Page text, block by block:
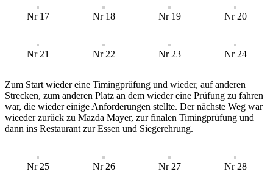
Nr 17 Nr 18 Nr 19 Nr 20
Nr 21 Nr 22 Nr 23 Nr 24
Zum Start wieder eine Timingprüfung und wieder, auf anderen
Strecken, zum anderen Platz an dem wieder eine Prüfung zu fahren
war, die wieder einige Anforderungen stellte. Der nächste Weg war
wieeder zurück zu Mazda Mayer, zur finalen Timingprüfung und
dann ins Restaurant zur Essen und Siegerehrung.
Nr 25 Nr 26 Nr 27 Nr 28